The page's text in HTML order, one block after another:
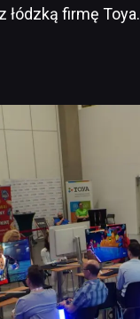
łódzką firmę Toya.